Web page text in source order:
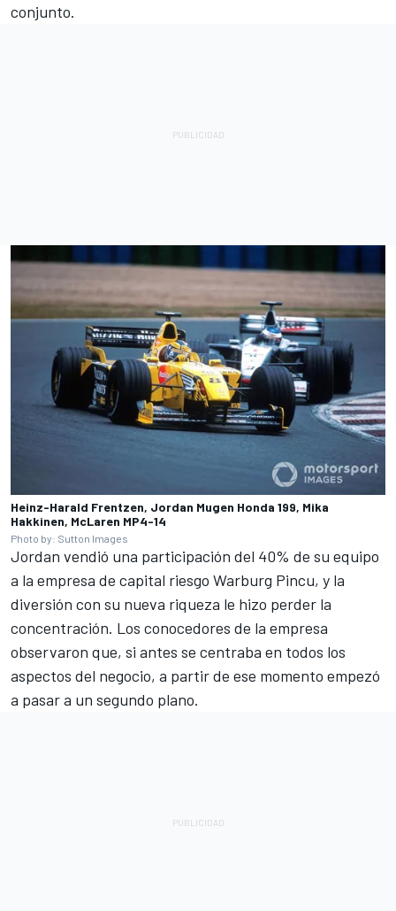
conjunto.
Heinz-Harald Frentzen, Jordan Mugen Honda 199, Mika
Hakkinen, McLaren MP4-14
Photo by: Sutton Images
Jordan vendió una participación del 40% de su equipo
a la empresa de capital riesgo Warburg Pincu, y la
diversión con su nueva riqueza le hizo perder la
concentración. Los conocedores de la empresa
observaron que, si antes se centraba en todos los
aspectos del negocio, a partir de ese momento empezó
a pasar a un segundo plano.